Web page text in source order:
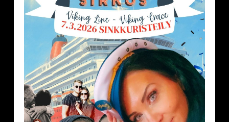
tyypillinen
sinkkuristeilijä?